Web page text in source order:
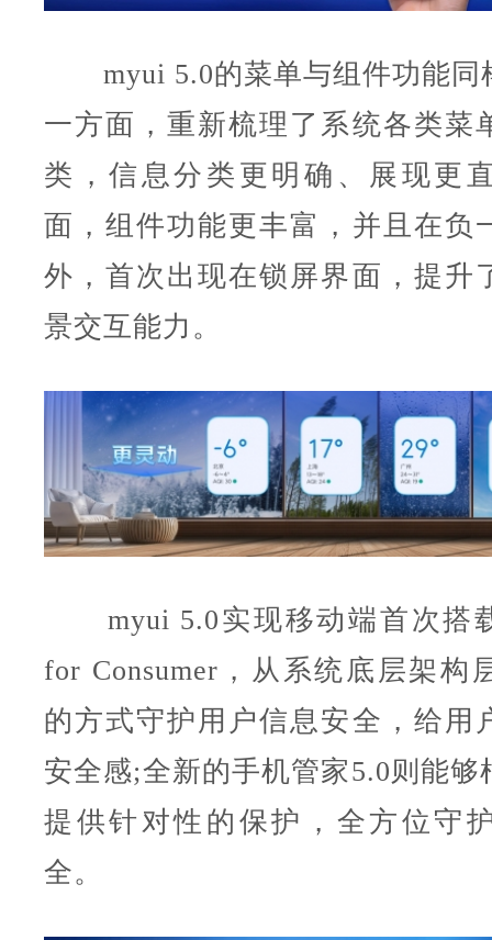
myui 5.0的菜单与组件功能同
一方面，重新梳理了系统各类菜
类，信息分类更明确、展现更
面，组件功能更丰富，并且在负
外，首次出现在锁屏界面，提升
景交互能力。
myui 5.0实现移动端首次搭
for Consumer，从系统底层架构
的方式守护用户信息安全，给用
安全感;全新的手机管家5.0则能够
提供针对性的保护，全方位守
全。